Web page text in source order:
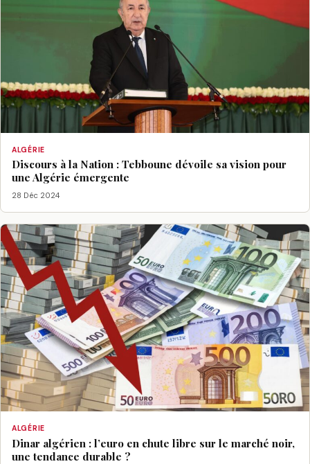
ALGÉRIE
Discours à la Nation : Tebboune dévoile sa vision pour
une Algérie émergente
28 Déc 2024
ALGÉRIE
Dinar algérien : l’euro en chute libre sur le marché noir,
une tendance durable ?